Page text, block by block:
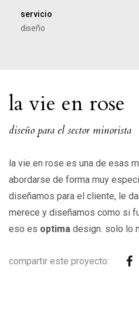
servicio
diseño
la vie en rose
diseño para el sector minorista
la vie en rose es una de esas
abordarse de forma muy
diseñamos para el cliente, le
merece y diseñamos como si
eso es optima design. solo lo
compartir este proyecto: